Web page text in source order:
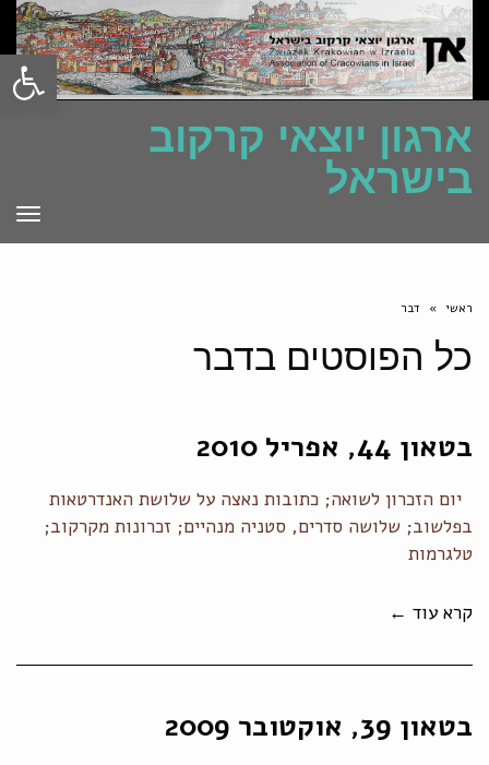
פתח
ארגון יוצאי קרקוב
בישראל
ראשי » דבר
כל הפוסטים בדבר
בטאון 44, אפריל 2010
יום הזכרון לשואה; כתובות נאצה על שלושת האנדרטאות
בפלשוב; שלושה סדרים, סטניה מנהיים; זכרונות מקרקוב;
טלגרמות
קרא עוד ←
בטאון 39, אוקטובר 2009